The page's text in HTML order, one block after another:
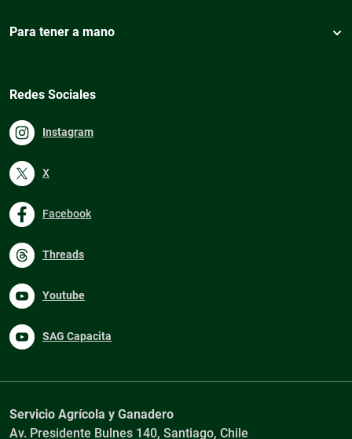
Para tener a mano
Redes Sociales
Instagram
X
Facebook
Threads
Youtube
SAG Capacita
Servicio Agrícola y Ganadero
Av. Presidente Bulnes 140, Santiago, Chile